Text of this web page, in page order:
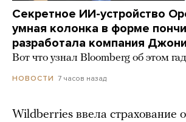
Секретное ИИ-устройство
умная колонка в форме
разработала компания
Вот что узнал Bloomberg об этом
НОВОСТИ 7 часов назад
Wildberries ввела страхование